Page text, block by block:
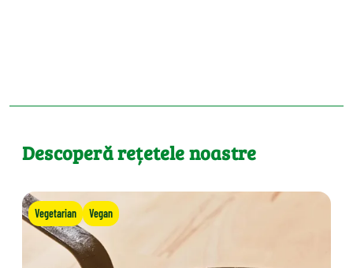
Descoperă rețetele noastre
Vegetarian Vegan